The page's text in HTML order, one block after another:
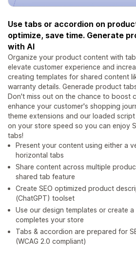
Use tabs or accordion on
optimize, save time. Generate
with AI
Organize your product content with
elevate customer experience and
creating templates for shared content
warranty details. Generade product
Don't miss out on the chance to boost
enhance your customer's shopping
theme extensions and our loaded
on your store speed so you can enjoy
tabs!
Present your content using either a
horizontal tabs
Share content across multiple
shared tab feature
Create SEO optimized product
(ChatGPT) toolset
Use our design templates or create
completes your store
Tabs & accordion are prepared for
(WCAG 2.0 compliant)